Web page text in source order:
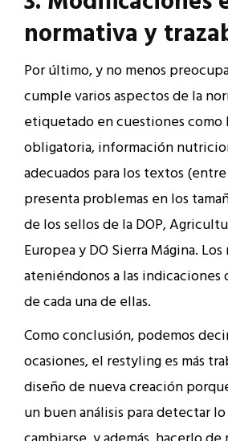
normativa y
Por último, y no menos
cumple varios aspectos de la
etiquetado en cuestiones
obligatoria, información
adecuados para los textos
presenta problemas en los
de los sellos de la DOP,
Europea y DO Sierra Mágina.
ateniéndonos a las indicaciones
de cada una de ellas.
Como conclusión, podemos
ocasiones, el restyling es más
diseño de nueva creación
un buen análisis para detectar